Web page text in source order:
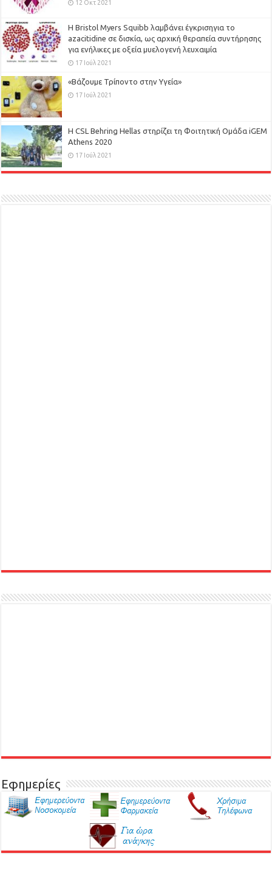
12 Οκτ 2021
Η Bristol Myers Squibb λαμβάνει έγκρισηγια το
azacitidine σε δισκία, ως αρχική θεραπεία συντήρησης
για ενήλικες με οξεία μυελογενή λευχαιμία
17 Ιούλ 2021
«Βάζουμε Τρίποντο στην Υγεία»
17 Ιούλ 2021
H CSL Behring Hellas στηρίζει τη Φοιτητική Ομάδα iGEM
Athens 2020
17 Ιούλ 2021
Εφημερίες